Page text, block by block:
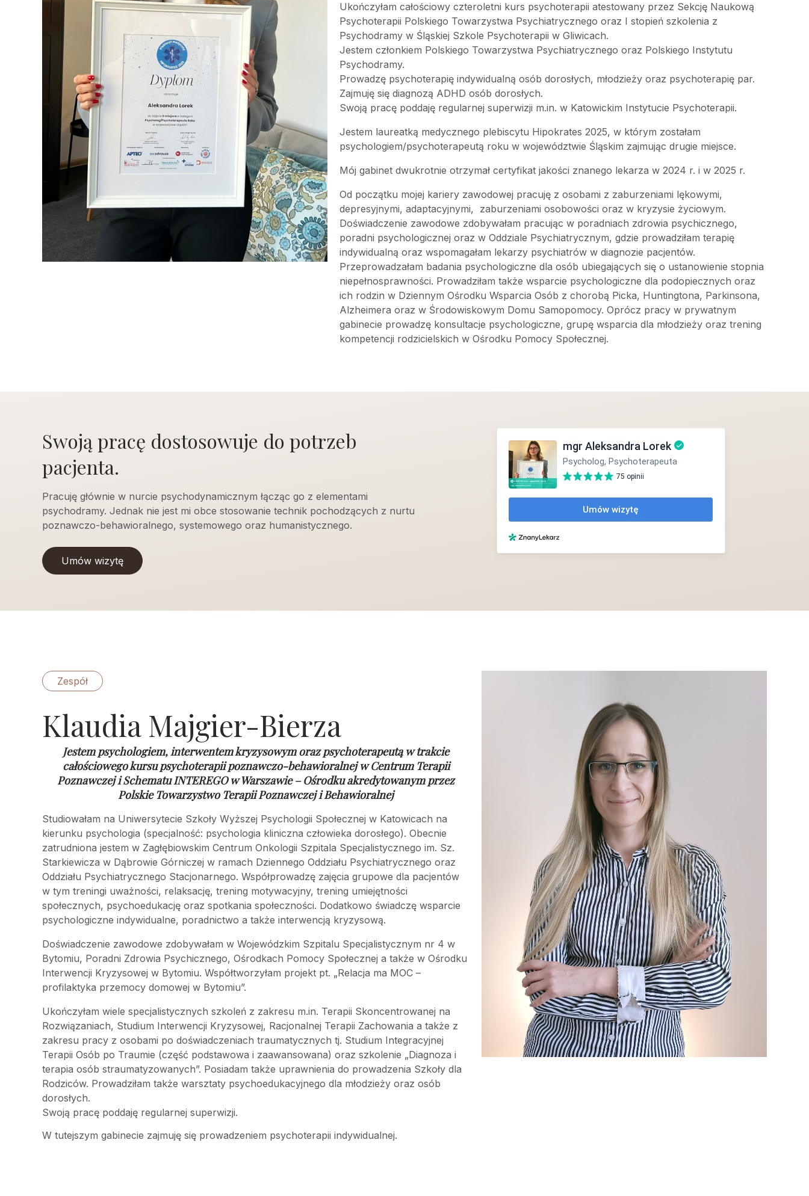
Ukończyłam całościowy czteroletni kurs psychoterapii atestowany przez Sekcję Naukową
Psychoterapii Polskiego Towarzystwa Psychiatrycznego oraz I stopień szkolenia z
Psychodramy w Śląskiej Szkole Psychoterapii w Gliwicach.
Jestem członkiem Polskiego Towarzystwa Psychiatrycznego oraz Polskiego Instytutu
Psychodramy.
Prowadzę psychoterapię indywidualną osób dorosłych, młodzieży oraz psychoterapię par.
Zajmuję się diagnozą ADHD osób dorosłych.
Swoją pracę poddaję regularnej superwizji m.in. w Katowickim Instytucie Psychoterapii.
Jestem laureatką medycznego plebiscytu Hipokrates 2025, w którym zostałam
psychologiem/psychoterapeutą roku w województwie Śląskim zajmując drugie miejsce.
Mój gabinet dwukrotnie otrzymał certyfikat jakości znanego lekarza w 2024 r. i w 2025 r.
Od początku mojej kariery zawodowej pracuję z osobami z zaburzeniami lękowymi,
depresyjnymi, adaptacyjnymi, zaburzeniami osobowości oraz w kryzysie życiowym.
Doświadczenie zawodowe zdobywałam pracując w poradniach zdrowia psychicznego,
poradni psychologicznej oraz w Oddziale Psychiatrycznym, gdzie prowadziłam terapię
indywidualną oraz wspomagałam lekarzy psychiatrów w diagnozie pacjentów.
Przeprowadzałam badania psychologiczne dla osób ubiegających się o ustanowienie stopnia
niepełnosprawności. Prowadziłam także wsparcie psychologiczne dla podopiecznych oraz
ich rodzin w Dziennym Ośrodku Wsparcia Osób z chorobą Picka, Huntingtona, Parkinsona,
Alzheimera oraz w Środowiskowym Domu Samopomocy. Oprócz pracy w prywatnym
gabinecie prowadzę konsultacje psychologiczne, grupę wsparcia dla młodzieży oraz trening
kompetencji rodzicielskich w Ośrodku Pomocy Społecznej.
Swoją pracę dostosowuje do potrzeb
pacjenta.
Pracuję głównie w nurcie psychodynamicznym łącząc go z elementami
psychodramy. Jednak nie jest mi obce stosowanie technik pochodzących z nurtu
poznawczo-behawioralnego, systemowego oraz humanistycznego.
Umów wizytę
Zespół
Klaudia Majgier-Bierza
Jestem psychologiem, interwentem kryzysowym oraz psychoterapeutą w trakcie
całościowego kursu psychoterapii poznawczo-behawioralnej wCentrum Terapii
Poznawczej i Schematu INTEREGO w Warszawie – Ośrodku akredytowanym przez
Polskie Towarzystwo Terapii Poznawczej i Behawioralnej
Studiowałam na Uniwersytecie Szkoły Wyższej Psychologii Społecznej w Katowicach na
kierunku psychologia (specjalność: psychologia kliniczna człowieka dorosłego). Obecnie
zatrudniona jestem w Zagłębiowskim Centrum Onkologii Szpitala Specjalistycznego im. Sz.
Starkiewicza w Dąbrowie Górniczej w ramach Dziennego Oddziału Psychiatrycznego oraz
Oddziału Psychiatrycznego Stacjonarnego. Współprowadzę zajęcia grupowe dla pacjentów
w tym treningi uważności, relaksację, trening motywacyjny, trening umiejętności
społecznych, psychoedukację oraz spotkania społeczności. Dodatkowo świadczę wsparcie
psychologiczne indywidualne, poradnictwo a także interwencją kryzysową.
Doświadczenie zawodowe zdobywałam w Wojewódzkim Szpitalu Specjalistycznym nr 4 w
Bytomiu, Poradni Zdrowia Psychicznego, Ośrodkach Pomocy Społecznej a także w Ośrodku
Interwencji Kryzysowej w Bytomiu. Współtworzyłam projekt pt. „Relacja ma MOC –
profilaktyka przemocy domowej w Bytomiu”.
Ukończyłam wiele specjalistycznych szkoleń z zakresu m.in. Terapii Skoncentrowanej na
Rozwiązaniach, Studium Interwencji Kryzysowej, Racjonalnej Terapii Zachowania a także z
zakresu pracy z osobami po doświadczeniach traumatycznych tj. Studium Integracyjnej
Terapii Osób po Traumie (część podstawowa i zaawansowana) oraz szkolenie „Diagnoza i
terapia osób straumatyzowanych”. Posiadam także uprawnienia do prowadzenia Szkoły dla
Rodziców. Prowadziłam także warsztaty psychoedukacyjnego dla młodzieży oraz osób
dorosłych.
Swoją pracę poddaję regularnej superwizji.
W tutejszym gabinecie zajmuję się prowadzeniem psychoterapii indywidualnej.